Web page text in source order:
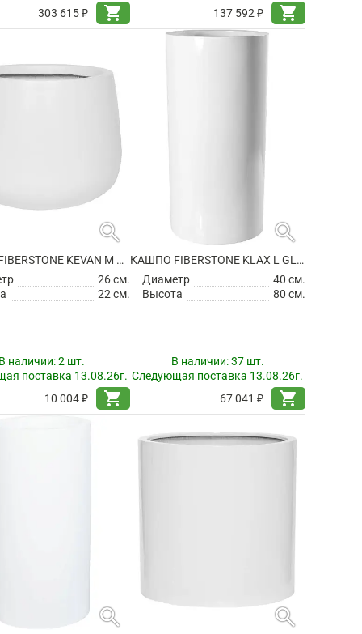
303 615 ₽
shopping_cart
137 592 ₽
shopping_cart
search
КАШПО FIBERSTONE KEVAN M MATT WHITE
26 см.
22 см.
наличии:2 шт.
поставка 13.08.26г.
10 004 ₽
shopping_cart
search
КАШПО FIBERSTONE KLAX L GLOSSY WHITE
Диаметр
40 см.
Высота
80 см.
В наличии:37 шт.
Следующая поставка 13.08.26г.
67 041 ₽
shopping_cart
search search